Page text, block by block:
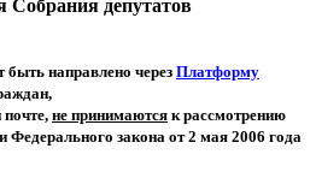
Собрания депутатов
направлено через Платформу
не принимаются к рассмотрению
Федерального закона от 2 мая 2006 года